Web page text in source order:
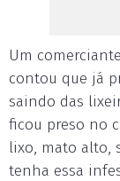
Um
contou que já
saindo das
ficou preso no
lixo, mato alto,
tenha essa